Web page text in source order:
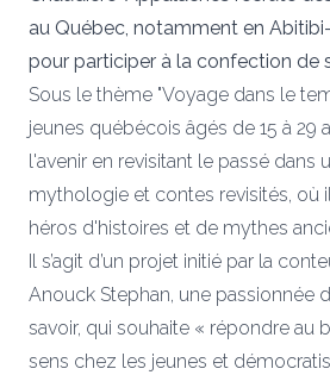
au Québec, notamment en
pour participer à la confection de
Sous le thème "Voyage dans le
jeunes québécois âgés de 15 à 29
l'avenir en revisitant le passé dans
mythologie et contes revisités, où
héros d'histoires et de mythes
Il s’agit d’un projet initié par la
Anouck Stephan, une passionnée
savoir, qui souhaite « répondre au
sens chez les jeunes et